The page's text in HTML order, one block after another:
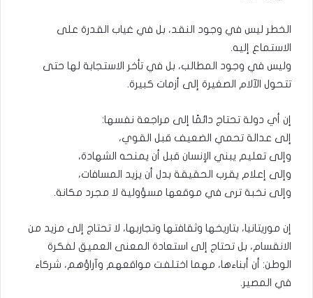
الخطر ليس في وجود النقد، بل في غياب القدرة على
الاستماع إليه.
وليس في وجود المطالب، بل في تأخر الاستجابة لها حتى
تتحول الآلام الصغيرة إلى أزمات كبيرة.
إن أي دولة تحتاج دائمًا إلى مراجعة نفسها:
إلى عدالة تحمي الضعيف قبل القوي،
وإلى تعليم يبني الإنسان قبل أن يمنحه الشهادة،
وإلى إعلام يقرب الحقيقة بدل أن يزيد المسافات،
وإلى نخبة ترى في موقعها مسؤولية لا مجرد مكانة.
إن موريتانيا، بتاريخها وثقافتها وتجاربها، لا تحتاج إلى مزيد من
الانقسام، بل تحتاج إلى استعادة المعنى العميق لفكرة
الوطن: أن أبناءها، مهما اختلفت مواقعهم وآراؤهم، شركاء
في المصير.